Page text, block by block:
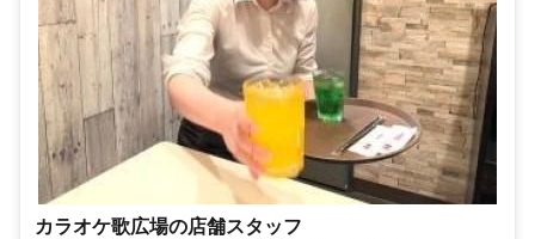
カラオケ歌広場の店舗スタッフ